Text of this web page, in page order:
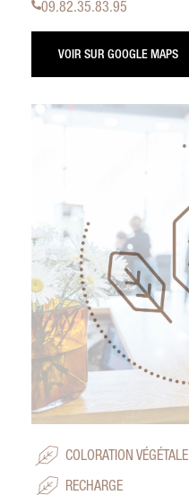
09.82.35.83.95
VOIR SUR GOOGLE MAPS
COLORATION VÉGÉTALE
RECHARGE